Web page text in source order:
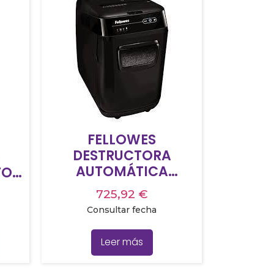
FELLOWES
DESTRUCTORA
AUTOMÁTICA
AUTOMAX
MICROCORTE 200M
725,92 €
Consultar fecha
Leer más